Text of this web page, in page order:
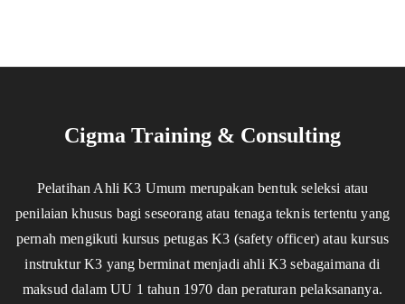
Cigma Training & Consulting
Pelatihan Ahli K3 Umum merupakan bentuk seleksi atau
penilaian khusus bagi seseorang atau tenaga teknis tertentu yang
pernah mengikuti kursus petugas K3 (safety officer) atau kursus
instruktur K3 yang berminat menjadi ahli K3 sebagaimana di
maksud dalam UU 1 tahun 1970 dan peraturan pelaksananya.